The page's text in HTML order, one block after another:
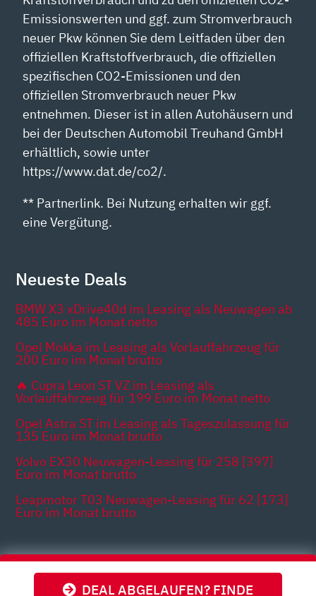
DEAL ABGELAUFEN? FINDE
Emissionswerten und ggf. zum Stromverbrauch
neuer Pkw können Sie dem Leitfaden über den
offiziellen Kraftstoffverbrauch, die offiziellen
spezifischen CO2-Emissionen und den
offiziellen Stromverbrauch neuer Pkw
entnehmen. Dieser ist in allen Autohäusern und
bei der Deutschen Automobil Treuhand GmbH
erhältlich, sowie unter
https://www.dat.de/co2/.
** Partnerlink. Bei Nutzung erhalten wir ggf.
eine Vergütung.
Neueste Deals
BMW X3 xDrive40d im Leasing als Neuwagen ab
485 Euro im Monat netto
Opel Mokka im Leasing als Vorlauffahrzeug für
200 Euro im Monat brutto
🔥 Cupra Leon ST VZ im Leasing als
Vorlauffahrzeug für 199 Euro im Monat netto
Opel Astra ST im Leasing als Tageszulassung für
135 Euro im Monat brutto
Volvo EX30 Neuwagen-Leasing für 258 [397]
Euro im Monat brutto
Leapmotor T03 Neuwagen-Leasing für 62 [173]
Euro im Monat brutto